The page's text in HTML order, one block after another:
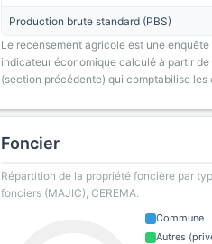
Production brute standard (PBS)
Le recensement agricole est une
indicateur économique calculé à partir
(section précédente) qui comptabilise
Foncier
Répartition de la propriété foncière par
fonciers (MAJIC), CEREMA.
Commune
Autres